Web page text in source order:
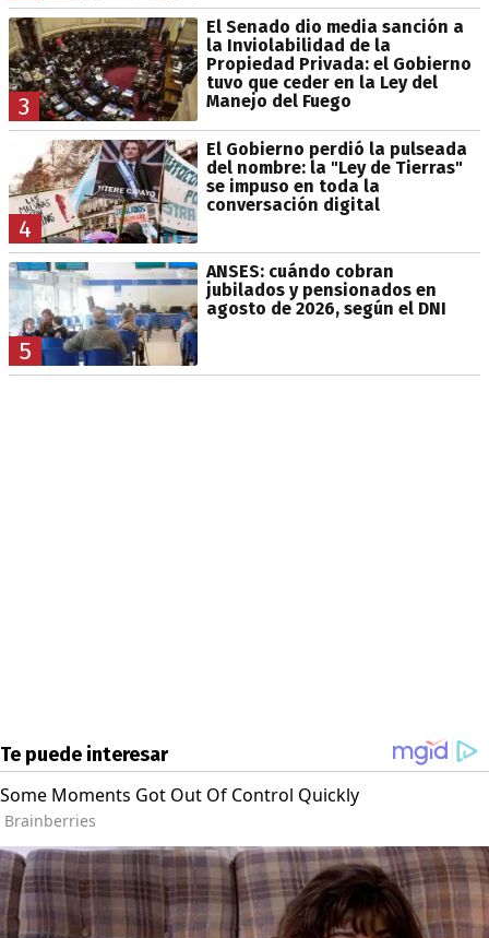
3
El Senado dio media sanción a
la Inviolabilidad de la
Propiedad Privada: el Gobierno
tuvo que ceder en la Ley del
Manejo del Fuego
4
El Gobierno perdió la pulseada
del nombre: la "Ley de Tierras"
se impuso en toda la
conversación digital
5
ANSES: cuándo cobran
jubilados y pensionados en
agosto de 2026, según el DNI